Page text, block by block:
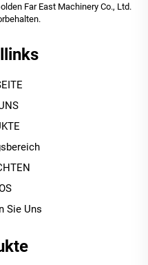
Far East Machinery Co., Ltd.
Sie Uns